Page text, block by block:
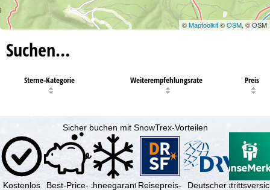
©Maptoolkit©OSM, © OSM
Suchen…
Sterne-Kategorie Weiterempfehlungsrate Preis
Sicher buchen mit SnowTrex-Vorteilen
Kostenlos Best-Price-SchneegarantieReisepreis- Deutscher